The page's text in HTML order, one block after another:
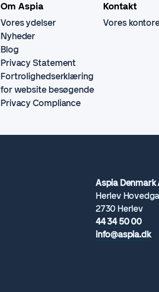
Om Aspia
Vores ydelser
Nyheder
Blog
Privacy Statement
Fortrolighedserklæring
for website besøgende
Privacy Compliance
Kontakt
Vores
Aspia Denmark
Herlev
2730 Herlev
44 34 50 00
info@aspia.dk